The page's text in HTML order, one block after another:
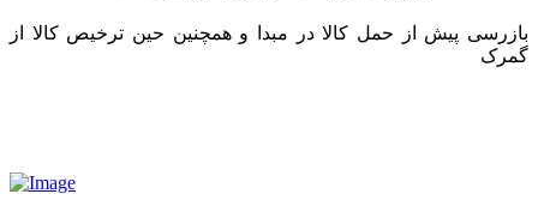
بازرسی پیش از حمل کالا در مبدا و همچنین حین ترخیص کالا از
گمرک